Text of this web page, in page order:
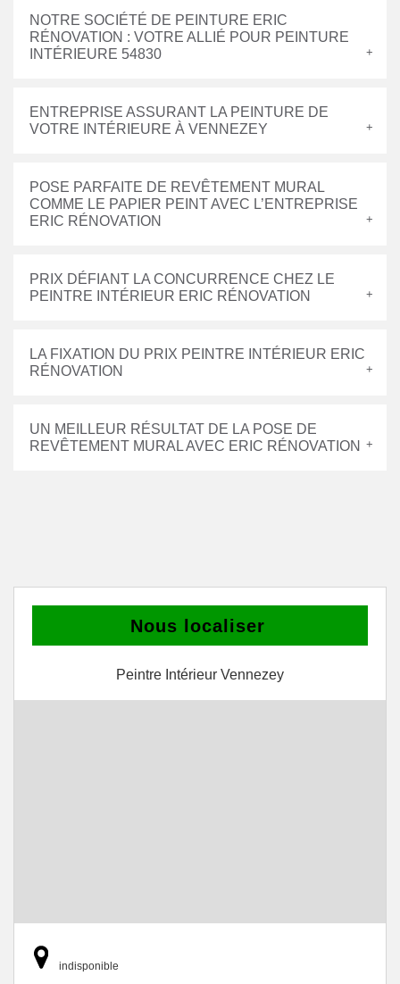
NOTRE SOCIÉTÉ DE PEINTURE ERIC
RÉNOVATION : VOTRE ALLIÉ POUR PEINTURE
INTÉRIEURE 54830
ENTREPRISE ASSURANT LA PEINTURE DE
VOTRE INTÉRIEURE À VENNEZEY
POSE PARFAITE DE REVÊTEMENT MURAL
COMME LE PAPIER PEINT AVEC L’ENTREPRISE
ERIC RÉNOVATION
PRIX DÉFIANT LA CONCURRENCE CHEZ LE
PEINTRE INTÉRIEUR ERIC RÉNOVATION
LA FIXATION DU PRIX PEINTRE INTÉRIEUR ERIC
RÉNOVATION
UN MEILLEUR RÉSULTAT DE LA POSE DE
REVÊTEMENT MURAL AVEC ERIC RÉNOVATION
Nous localiser
Peintre Intérieur Vennezey
indisponible